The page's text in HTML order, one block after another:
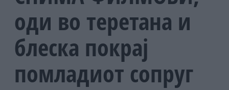
оди во теретана и
блеска покрај
помладиот сопруг